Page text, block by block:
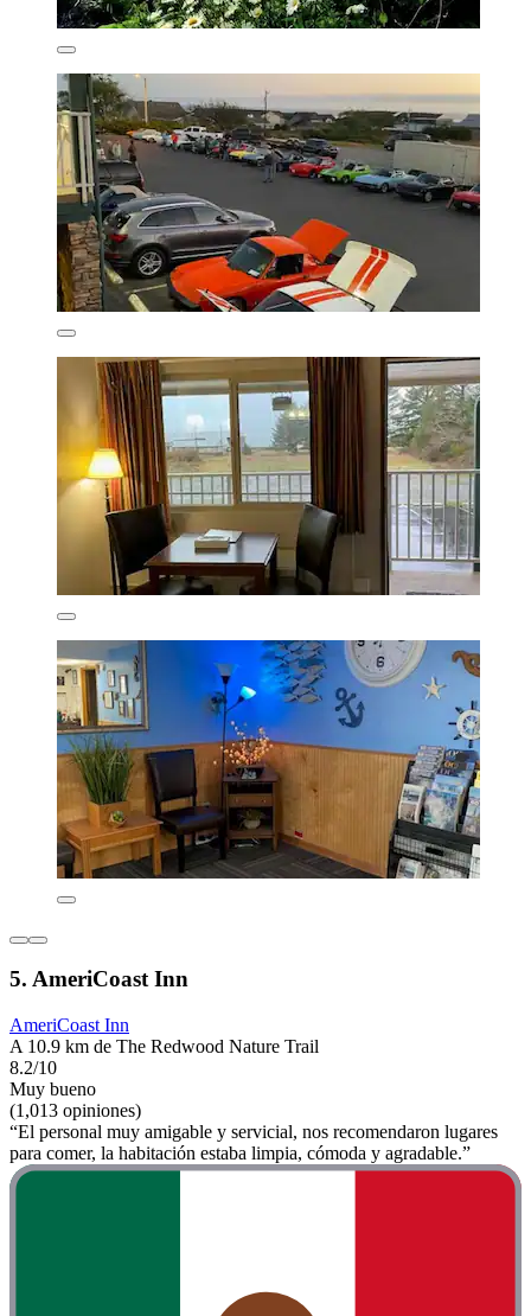
5. AmeriCoast Inn
AmeriCoast Inn
A 10.9 km de The Redwood Nature Trail
8.2/10
Muy bueno
(1,013 opiniones)
“El personal muy amigable y servicial, nos recomendaron lugares
para comer, la habitación estaba limpia, cómoda y agradable.”